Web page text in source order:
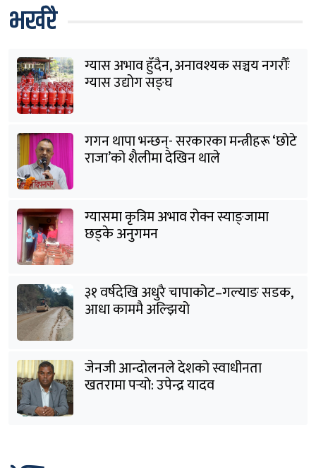
भर्खरै
ग्यास अभाव हुँदैन, अनावश्यक सञ्चय नगरौँः
ग्यास उद्योग सङ्घ
गगन थापा भन्छन्- सरकारका मन्त्रीहरू ‘छोटे
राजा’को शैलीमा देखिन थाले
ग्यासमा कृत्रिम अभाव रोक्न स्याङ्जामा
छड्के अनुगमन
३१ वर्षदेखि अधुरै चापाकोट–गल्याङ सडक,
आधा काममै अल्झियो
जेनजी आन्दोलनले देशको स्वाधीनता
खतरामा पर्‍यो: उपेन्द्र यादव